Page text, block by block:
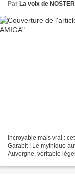
Par La voix de
Incroyable mais vrai :
Garabit ! Le mythique
Auvergne, véritable